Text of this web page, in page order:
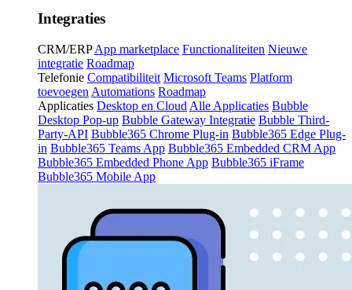
Integraties
CRM/ERP App marketplace Functionaliteiten Nieuwe
integratie Roadmap
Telefonie Compatibiliteit Microsoft Teams Platform
toevoegen Automations Roadmap
Applicaties Desktop en Cloud Alle Applicaties Bubble
Desktop Pop-up Bubble Gateway Integratie Bubble Third-
Party-API Bubble365 Chrome Plug-in Bubble365 Edge Plug-
in Bubble365 Teams App Bubble365 Embedded CRM App
Bubble365 Embedded Phone App Bubble365 iFrame
Bubble365 Mobile App